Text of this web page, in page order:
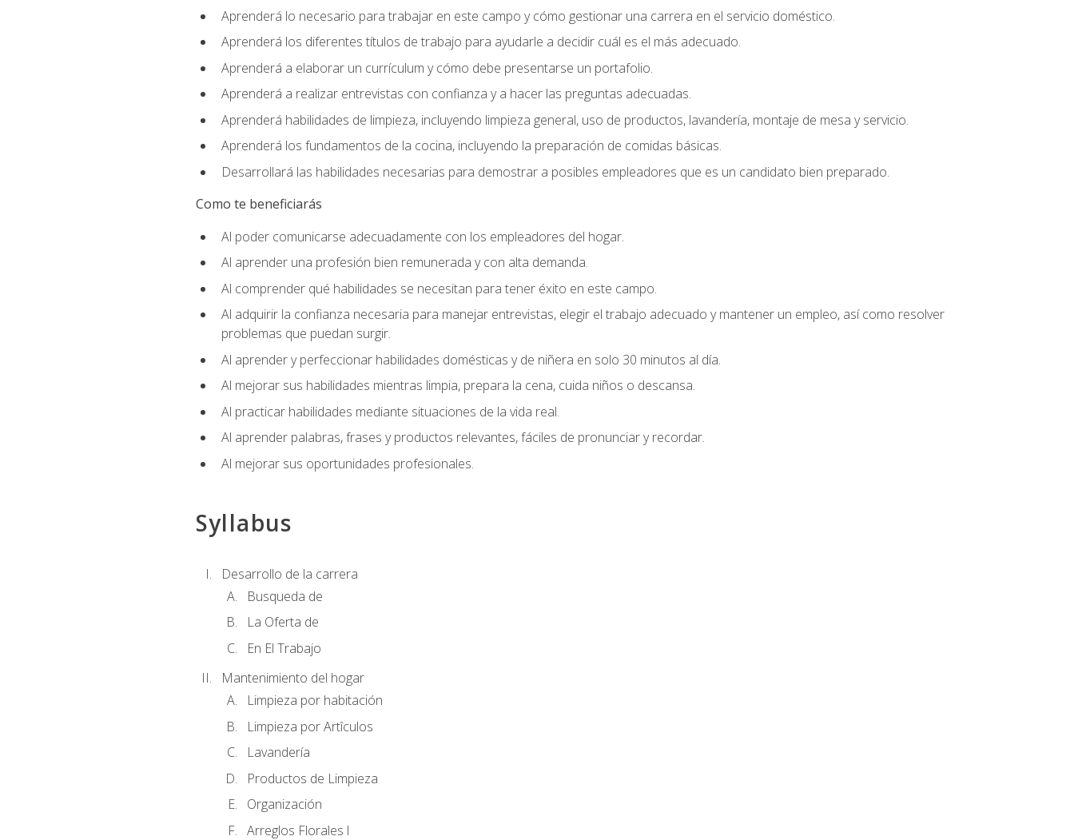
Aprenderá lo necesario para trabajar en este campo y cómo gestionar una carrera en el servicio doméstico.
Aprenderá los diferentes títulos de trabajo para ayudarle a decidir cuál es el más adecuado.
Aprenderá a elaborar un currículum y cómo debe presentarse un portafolio.
Aprenderá a realizar entrevistas con confianza y a hacer las preguntas adecuadas.
Aprenderá habilidades de limpieza, incluyendo limpieza general, uso de productos, lavandería, montaje de mesa y servicio.
Aprenderá los fundamentos de la cocina, incluyendo la preparación de comidas básicas.
Desarrollará las habilidades necesarias para demostrar a posibles empleadores que es un candidato bien preparado.
Como te beneficiarás
Al poder comunicarse adecuadamente con los empleadores del hogar.
Al aprender una profesión bien remunerada y con alta demanda.
Al comprender qué habilidades se necesitan para tener éxito en este campo.
Al adquirir la confianza necesaria para manejar entrevistas, elegir el trabajo adecuado y mantener un empleo, así como resolver
problemas que puedan surgir.
Al aprender y perfeccionar habilidades domésticas y de niñera en solo 30 minutos al día.
Al mejorar sus habilidades mientras limpia, prepara la cena, cuida niños o descansa.
Al practicar habilidades mediante situaciones de la vida real.
Al aprender palabras, frases y productos relevantes, fáciles de pronunciar y recordar.
Al mejorar sus oportunidades profesionales.
Syllabus
Desarrollo de la carrera
Busqueda de
La Oferta de
En El Trabajo
Mantenimiento del hogar
Limpieza por habitación
Limpieza por Artîculos
Lavandería
Productos de Limpieza
Organización
Arreglos Florales l